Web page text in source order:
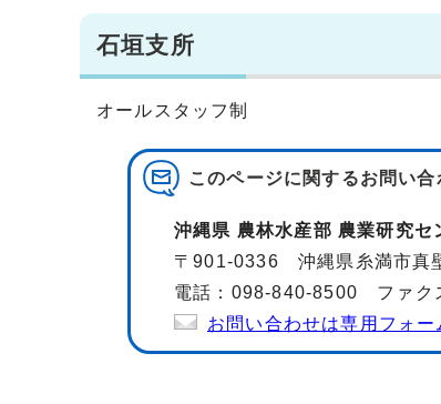
石垣支所
オールスタッフ制
このページに関するお問い合
沖縄県 農林水産部 農業研究セ
〒901-0336 沖縄県糸満市真
電話：098-840-8500 ファク
お問い合わせは専用フォー